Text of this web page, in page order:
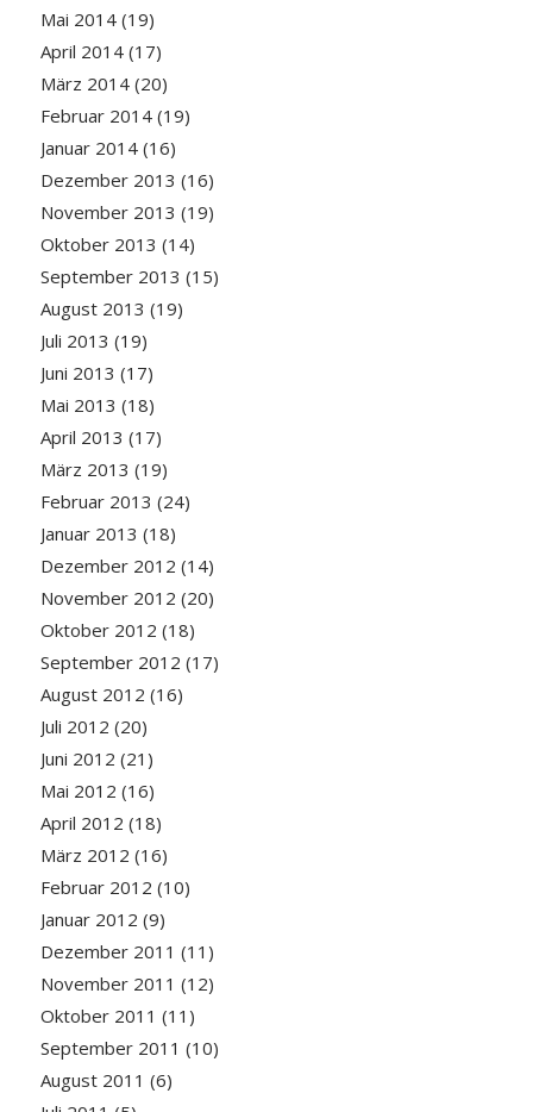
Mai 2014(19)
April 2014(17)
März 2014(20)
Februar 2014(19)
Januar 2014(16)
Dezember 2013 (16)
November 2013 (19)
Oktober 2013 (14)
September 2013 (15)
August 2013 (19)
Juli 2013 (19)
Juni 2013 (17)
Mai 2013 (18)
April 2013 (17)
März 2013 (19)
Februar 2013 (24)
Januar 2013 (18)
Dezember 2012 (14)
November 2012 (20)
Oktober 2012 (18)
September 2012 (17)
August 2012 (16)
Juli 2012 (20)
Juni 2012 (21)
Mai 2012 (16)
April 2012 (18)
März 2012 (16)
Februar 2012 (10)
Januar 2012 (9)
Dezember 2011 (11)
November 2011 (12)
Oktober 2011 (11)
September 2011 (10)
August 2011 (6)